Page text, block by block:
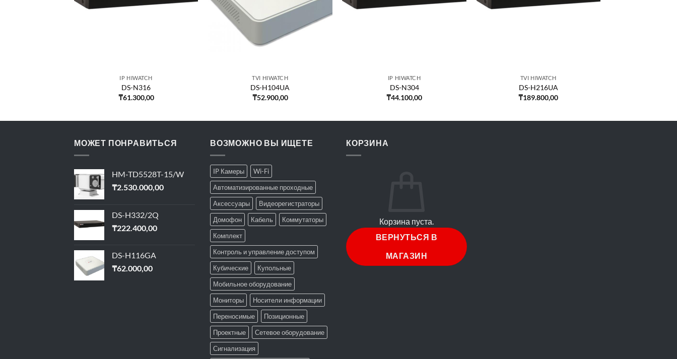
IP HIWATCH
DS-N316
₸61.300,00
TVI HIWATCH
DS-H104UA
₸52.900,00
IP HIWATCH
DS-N304
₸44.100,00
TVI HIWATCH
DS-H216UA
₸189.800,00
МОЖЕТ ПОНРАВИТЬСЯ
HM-TD5528T-15/W
₸2.530.000,00
DS-H332/2Q
₸222.400,00
DS-H116GA
₸62.000,00
ВОЗМОЖНО ВЫ ИЩЕТЕ
IP Камеры
Wi-Fi
Автоматизированные проходные
Аксессуары
Видеорегистраторы
Домофон
Кабель
Коммутаторы
Комплект
Контроль и управление доступом
Кубические
Купольные
Мобильное оборудование
Мониторы
Носители информации
Переносимые
Позиционные
Проектные
Сетевое оборудование
Сигнализация
КОРЗИНА
Корзина пуста.
ВЕРНУТЬСЯ В
МАГАЗИН